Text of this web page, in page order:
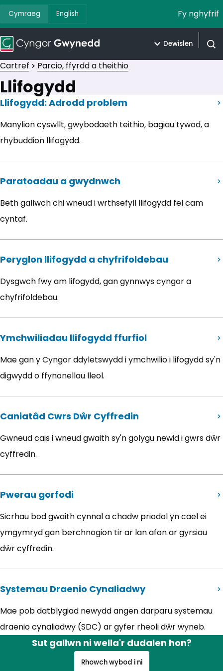
Cymraeg English Fy nghyfrif
Dewislen
Cartref Parcio, ffyrdd a theithio
Llifogydd
Llifogydd: Adrodd problem
Manylion cyswllt, gwybodaeth teithio, bagiau tywod, a
rhybuddion llifogydd.
Paratoadau a gwydnwch
Beth gallwch chi wneud i wrthsefyll llifogydd fel cam
cyntaf.
Peryglon llifogydd a chyfrifoldebau
Dysgwch fwy am lifogydd, gan gynnwys cyngor a
chyfrifoldebau.
Ymchwiliadau llifogydd ffurfiol
Mae gan y Cyngor ddyletswydd i ymchwilio i lifogydd sy'n
digwydd o ffynonellau lleol.
Caniatâd Cwrs Dŵr Cyffredin
Gwneud cais i wneud gwaith sy'n golygu newid i gwrs dŵr
cyffredin.
Pwerau gorfodi
Sicrhau bod gwaith cynnal a chadw priodol yn cael ei
ymgymryd gan berchnogion tir ar lan afon ar gyrsiau
dŵr cyffredin.
Systemau Draenio Cynaliadwy
Mae pob datblygiad newydd angen darparu systemau
draenio cynaliadwy (SDC) ar gyfer rheoli dŵr wyneb.
Sut gallwn ni wella'r dudalen hon?
Rhowch wybod i ni